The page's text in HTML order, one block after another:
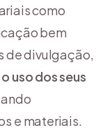
como
bem
de divulgação,
uso dos seus
e materiais.